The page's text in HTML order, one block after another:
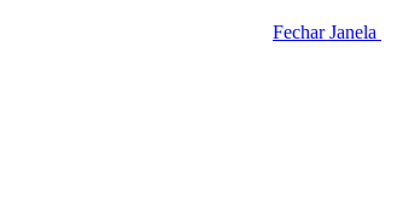
Fechar Janela